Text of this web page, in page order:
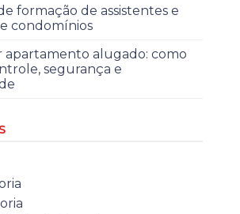
formação de assistentes e
condomínios
apartamento alugado: como
segurança e